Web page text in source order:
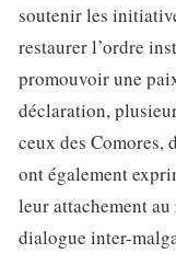
soutenir les
restaurer l’ordre
promouvoir une
déclaration,
ceux des Comores,
ont également
leur attachement
dialogue inter-